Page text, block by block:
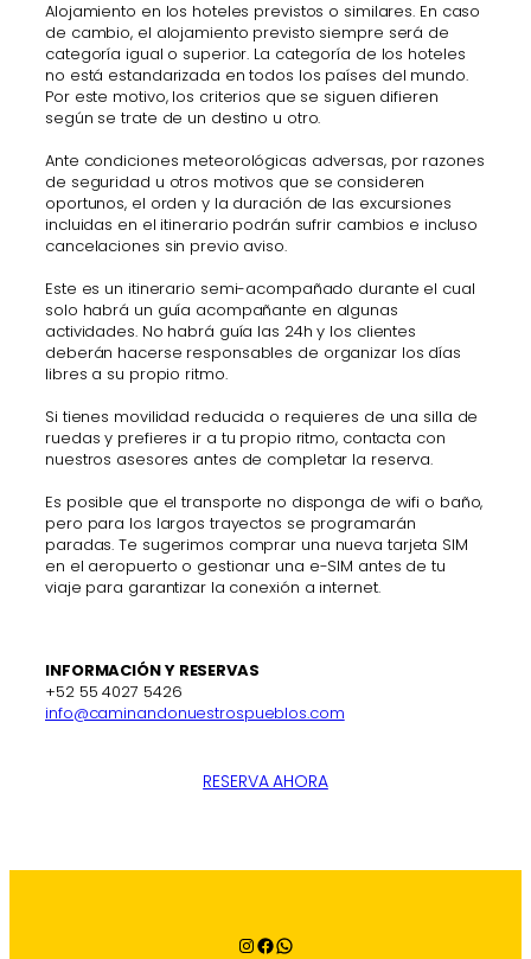
Alojamiento en los hoteles previstos o similares. En caso
de cambio, el alojamiento previsto siempre será de
categoría igual o superior. La categoría de los hoteles
no está estandarizada en todos los países del mundo.
Por este motivo, los criterios que se siguen difieren
según se trate de un destino u otro.
Ante condiciones meteorológicas adversas, por razones
de seguridad u otros motivos que se consideren
oportunos, el orden y la duración de las excursiones
incluidas en el itinerario podrán sufrir cambios e incluso
cancelaciones sin previo aviso.
Este es un itinerario semi-acompañado durante el cual
solo habrá un guía acompañante en algunas
actividades. No habrá guía las 24h y los clientes
deberán hacerse responsables de organizar los días
libres a su propio ritmo.
Si tienes movilidad reducida o requieres de una silla de
ruedas y prefieres ir a tu propio ritmo, contacta con
nuestros asesores antes de completar la reserva.
Es posible que el transporte no disponga de wifi o baño,
pero para los largos trayectos se programarán
paradas. Te sugerimos comprar una nueva tarjeta SIM
en el aeropuerto o gestionar una e-SIM antes de tu
viaje para garantizar la conexión a internet.
INFORMACIÓN Y RESERVAS
+52 55 4027 5426
info@caminandonuestrospueblos.com
RESERVA AHORA
InstagramFacebook WhatsApp